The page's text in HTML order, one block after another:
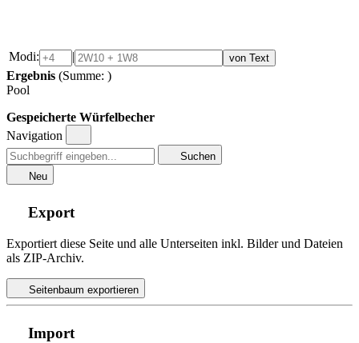
Modi: | von Text
Ergebnis (Summe: )
Pool
Gespeicherte Würfelbecher
Navigation
Suchen
Neu
Export
Exportiert diese Seite und alle Unterseiten inkl. Bilder und Dateien
als ZIP-Archiv.
Seitenbaum exportieren
Import